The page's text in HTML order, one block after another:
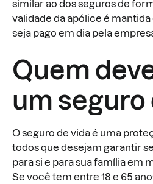
similar ao dos seguros de
validade da apólice é
seja pago em dia pela
Quem
um seguro
O seguro de vida é uma
todos que desejam garantir
para si e para sua família em
Se você tem entre 18 e 65